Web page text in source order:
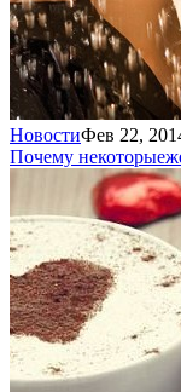
НовостиФев 22,
Почему некоторые